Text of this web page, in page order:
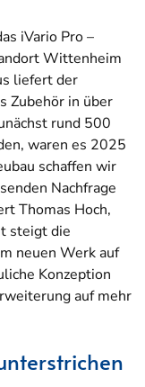
iVario Pro –
Wittenheim
liefert der
Zubehör in über
rund 500
waren es 2025
schaffen wir
Nachfrage
Thomas Hoch,
steigt die
neuen Werk auf
Konzeption
auf mehr